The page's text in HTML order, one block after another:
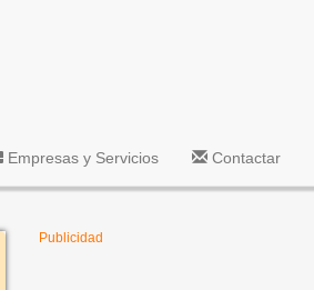
Empresas y Servicios Contactar
Publicidad